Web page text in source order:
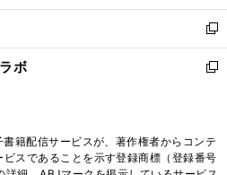
開
く
ウ
で
開
く
ン
ド
ウ
で
ウ
ィ
ン
ド
く
新
し
い
ド
ウ
ボ
新
ィ
ン
籍配信サービスが、著作権者からコンテ
スであることを示す登録商標（登録番号